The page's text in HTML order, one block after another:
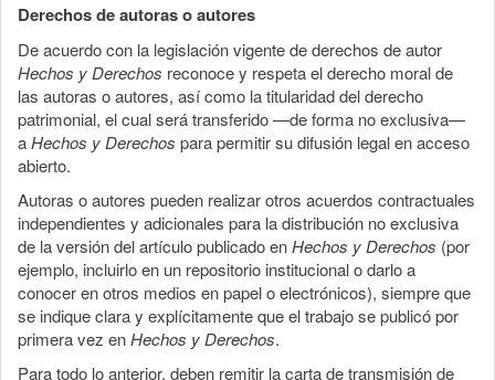
Derechos de autoras o autores
De acuerdo con la legislación vigente de derechos de autor
Hechos y Derechos reconoce y respeta el derecho moral de
las autoras o autores, así como la titularidad del derecho
patrimonial, el cual será transferido —de forma no exclusiva—
aHechos y Derechos para permitir su difusión legal en acceso
abierto.
Autoras o autores pueden realizar otros acuerdos contractuales
independientes y adicionales para la distribución no exclusiva
de la versión del artículo publicado enHechos y Derechos (por
ejemplo, incluirlo en un repositorio institucional o darlo a
conocer en otros medios en papel o electrónicos), siempre que
se indique clara y explícitamente que el trabajo se publicó por
primera vez enHechos y Derechos.
Para todo lo anterior, deben remitir la carta de transmisión de